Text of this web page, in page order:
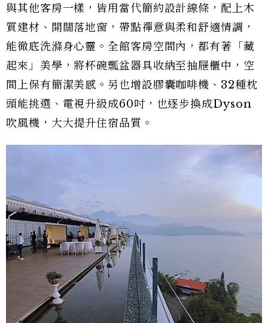
與其他客房一樣，皆用當代簡約設計線條，配上木
質建材、開闊落地窗，帶點禪意與柔和舒適情調，
能徹底洗滌身心靈。全館客房空間內，都有著「藏
起來」美學，將杯碗瓢盆器具收納至抽屜櫃中，空
間上保有簡潔美感。另也增設膠囊咖啡機、32種枕
頭能挑選、電視升級成60吋，也逐步換成Dyson
吹風機，大大提升住宿品質。